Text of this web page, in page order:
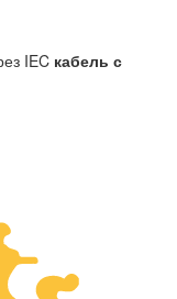
IEC кабель с